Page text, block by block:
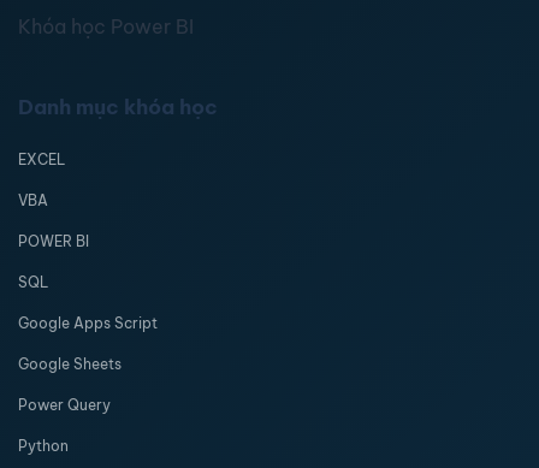
Khóa học Power BI
Danh mục khóa học
EXCEL
VBA
POWER BI
SQL
Google Apps Script
Google Sheets
Power Query
Python